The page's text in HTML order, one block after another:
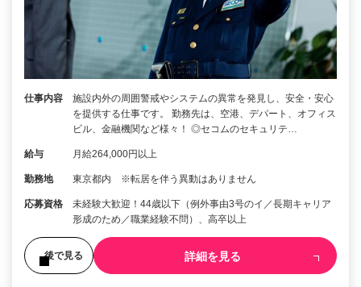
仕事内容
施設内外の周囲警戒やシステムの異常を発見し、安全・安心
を提供する仕事です。 勤務先は、空港、デパート、オフィス
ビル、金融機関など様々！ ◎セコムのセキュリテ…
給与 月給264,000円以上
勤務地 東京都内 ※転居を伴う異動はありません
応募資格
未経験大歓迎！44歳以下（例外事由3号のイ／長期キャリア
形成のため／職業経験不問）、高卒以上
後で見る 詳細を見る